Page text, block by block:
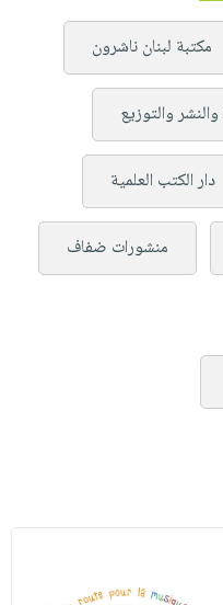
مكتبة لبنان ناشرون
والتوزيع
دار الكتب العلمية
منشورات ضفاف